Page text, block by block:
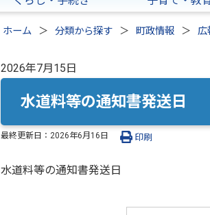
ホーム 分類から探す 町政情報 広
2026年7月15日
水道料等の通知書発送日
最終更新日： 2026年6月16日 印刷
水道料等の通知書発送日